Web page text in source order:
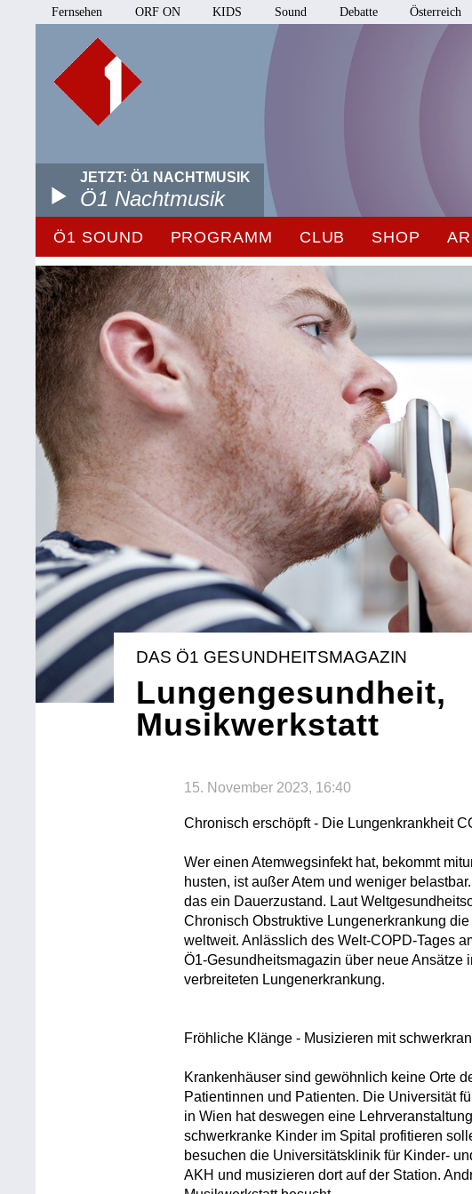
Fernsehen ORF ON KIDS Sound Debatte Österreich
JETZT: Ö1 NACHTMUSIK
Ö1 Nachtmusik
Ö1 SOUND PROGRAMM CLUB SHOP
DAS Ö1 GESUNDHEITSMAGAZIN
Lungengesundheit,
Musikwerkstatt
15. November 2023, 16:40
Chronisch erschöpft - Die Lungenkrankheit
Wer einen Atemwegsinfekt hat, bekommt
husten, ist außer Atem und weniger
das ein Dauerzustand. Laut
Chronisch Obstruktive Lungenerkrankung
weltweit. Anlässlich des Welt-COPD-Tages
Ö1-Gesundheitsmagazin über neue Ansätze
verbreiteten Lungenerkrankung.
Fröhliche Klänge - Musizieren mit
Krankenhäuser sind gewöhnlich keine Orte
Patientinnen und Patienten. Die Universität
in Wien hat deswegen eine
schwerkranke Kinder im Spital profitieren
besuchen die Universitätsklinik für Kinder-
AKH und musizieren dort auf der Station.